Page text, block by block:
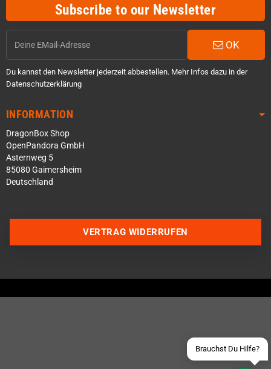
Subscribe to our Newsletter
OK
Du kannst den Newsletter jederzeit abbestellen. Mehr Infos dazu in der
Datenschutzerklärung
INFORMATION
DragonBox Shop
OpenPandora GmbH
Asternweg 5
85080 Gaimersheim
Deutschland
Brauchst Du Hilfe?
Über WhatsApp schreiben
Schick uns eine eMail
VERTRAG WIDERRUFEN